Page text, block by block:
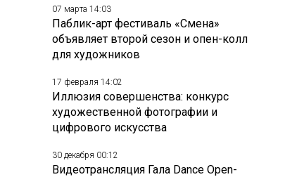
07 марта 14:03
Паблик-арт фестиваль «Смена»
объявляет второй сезон и опен-колл
для художников
17 февраля 14:02
Иллюзия совершенства: конкурс
художественной фотографии и
цифрового искусства
30 декабря 00:12
Видеотрансляция Гала Dance Open-